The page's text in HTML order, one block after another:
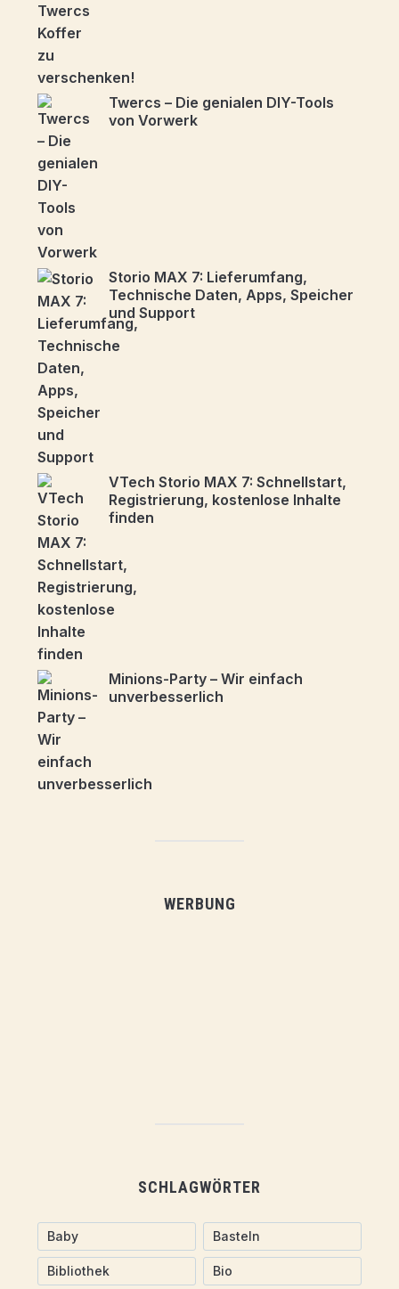
Twercs – Die genialen DIY-Tools
von Vorwerk
Storio MAX 7: Lieferumfang,
Technische Daten, Apps, Speicher
und Support
VTech Storio MAX 7: Schnellstart,
Registrierung, kostenlose Inhalte
finden
Minions-Party – Wir einfach
unverbesserlich
WERBUNG
SCHLAGWÖRTER
Baby Basteln
Bibliothek Bio